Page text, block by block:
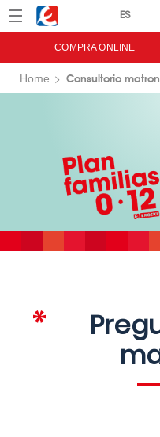
Menú Eroski
COMPRA ONLINE
Home Consultorio